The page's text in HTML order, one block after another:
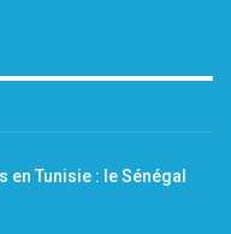
Tunisie : le Sénégal